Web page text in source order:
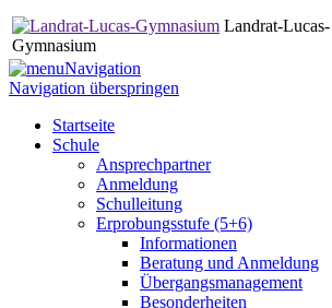
Landrat-Lucas-
Gymnasium
Navigation
Navigation überspringen
Startseite
Schule
Ansprechpartner
Anmeldung
Schulleitung
Erprobungsstufe (5+6)
Informationen
Beratung und Anmeldung
Übergangsmanagement
Besonderheiten